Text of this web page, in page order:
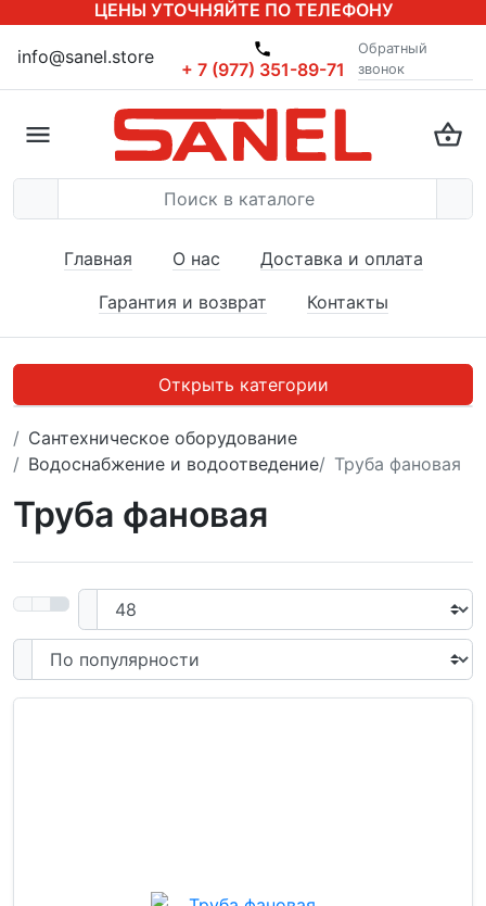
ЦЕНЫ УТОЧНЯЙТЕ ПО ТЕЛЕФОНУ
info@sanel.store
+ 7 (977) 351-89-71
Обратный
звонок
Главная О нас
Доставка и оплата
Гарантия и возврат
Контакты
Открыть категории
Сантехническое оборудование
Водоснабжение и водоотведение
Труба фановая
Труба фановая